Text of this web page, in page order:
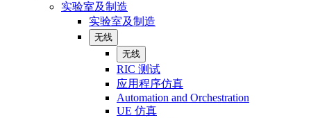
实验室及制造
实验室及制造
无线
无线
RIC 测试
应用程序仿真
Automation and Orchestration
UE 仿真